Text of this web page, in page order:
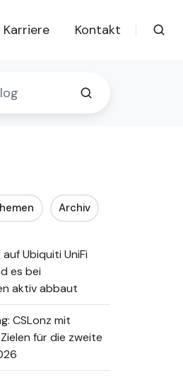
Karriere Kontakt
Archiv
Ubiquiti UniFi
es bei
aktiv abbaut
CSLonz mit
für die zweite